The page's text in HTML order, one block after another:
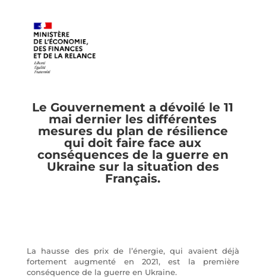
Le Gouvernement a dévoilé le 11
mai dernier les différentes
mesures du plan de résilience
qui doit faire face aux
conséquences de la guerre en
Ukraine sur la situation des
Français.
La hausse des prix de l’énergie, qui avaient déjà
fortement augmenté en 2021, est la première
conséquence de la guerre en Ukraine.